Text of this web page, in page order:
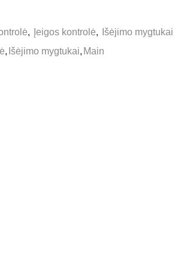
, Įeigos kontrolė,
Išėjimo mygtukai
, Išėjimo mygtukai, Main